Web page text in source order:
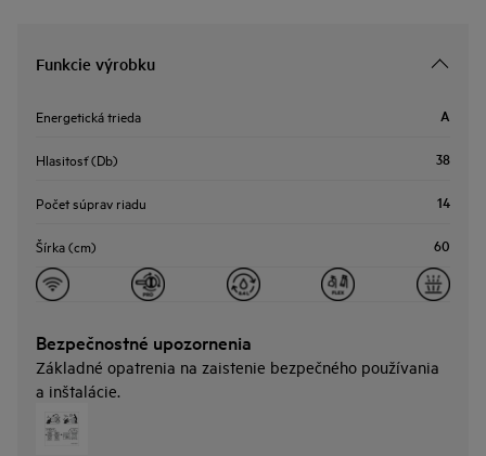
Funkcie výrobku
Energetická trieda A
Hlasitosť (Db) 38
Počet súprav riadu 14
Šírka (cm) 60
Bezpečnostné upozornenia
Základné opatrenia na zaistenie bezpečného používania
a inštalácie.